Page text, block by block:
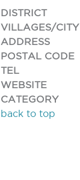
DISTRICT
VILLAGES/CITY
ADDRESS
POSTAL CODE
TEL
WEBSITE
CATEGORY
back to top